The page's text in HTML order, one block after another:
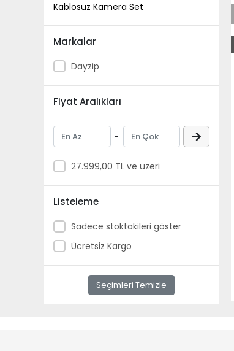
Kablosuz Kamera Set
Markalar
Dayzip
Fiyat Aralıkları
-
27.999,00 TL ve üzeri
Listeleme
Sadece stoktakileri göster
Ücretsiz Kargo
Seçimleri Temizle